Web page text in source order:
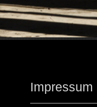
Impressum